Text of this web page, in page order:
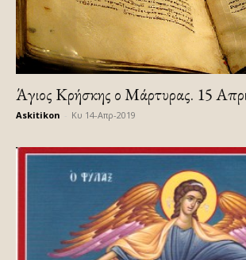
Άγιος Κρήσκης ο Μάρτυρας. 15
Askitikon Κυ 14-Απρ-2019